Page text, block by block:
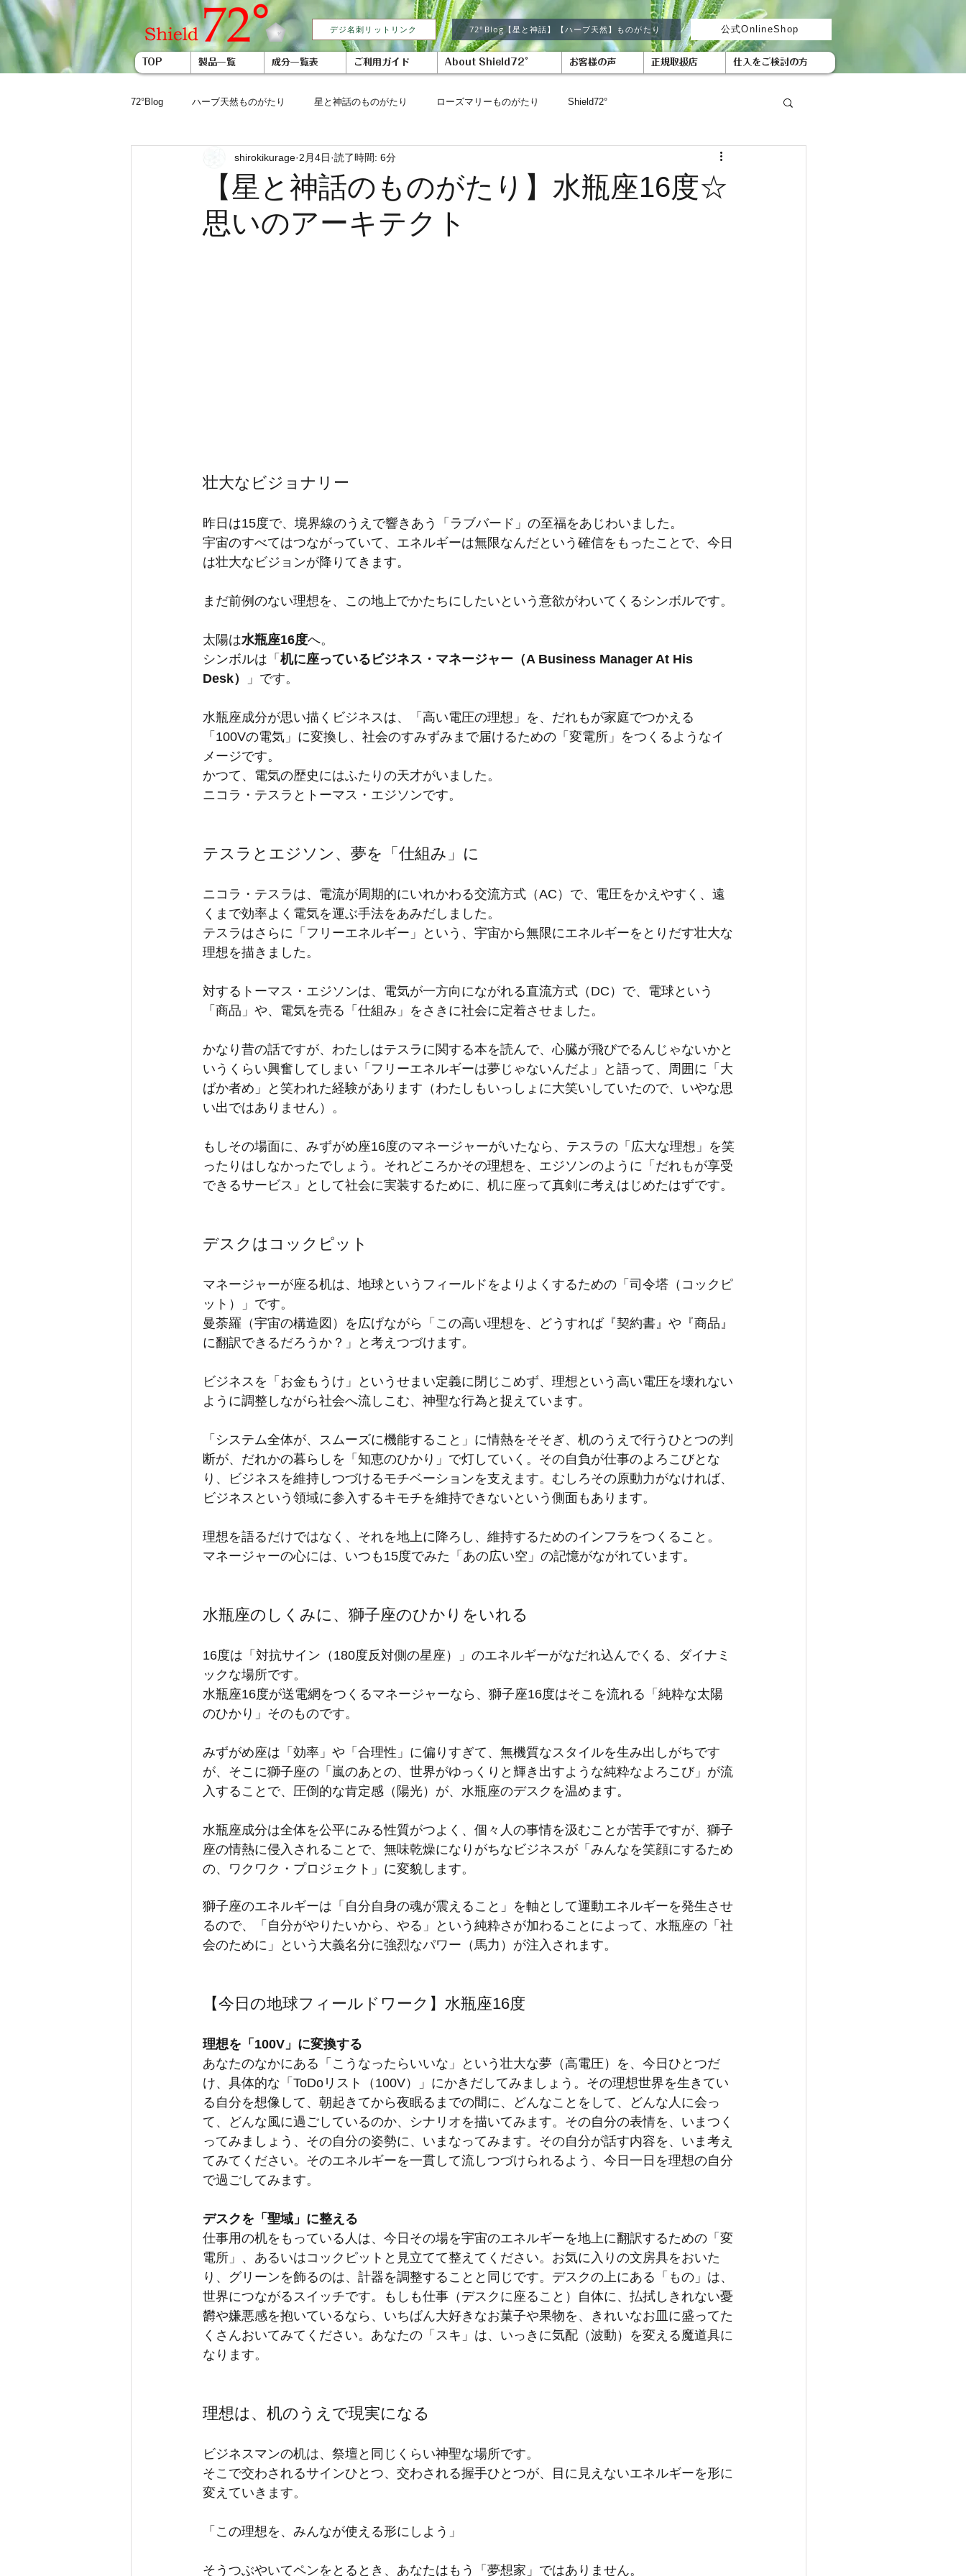
デジ名刺リットリンク 72°Blog【星と神話】【ハーブ天然】ものがたり 公式OnlineShop
TOP 製品一覧 成分一覧表 ご利用ガイド About Shield72° お客様の声 正規取扱店 仕入をご検討の方
72°Blog ハーブ天然ものがたり 星と神話のものがたり ローズマリーものがたり Shield72°
【星と神話のものがたり】水瓶座16度☆
思いのアーキテクト
shirokikurage 2月4日 読了時間: 6分
壮大なビジョナリー
昨日は15度で、境界線のうえで響きあう「ラブバード」の至福をあじわいました。
宇宙のすべてはつながっていて、エネルギーは無限なんだという確信をもったことで、今日
は壮大なビジョンが降りてきます。
まだ前例のない理想を、この地上でかたちにしたいという意欲がわいてくるシンボルです。
太陽は水瓶座16度へ。
シンボルは「 机に座っているビジネス・マネージャー（A Business Manager At His
Desk）
」です。
水瓶座成分が思い描くビジネスは、「高い電圧の理想」を、だれもが家庭でつかえる
「100Vの電気」に変換し、社会のすみずみまで届けるための「変電所」をつくるようなイ
メージです。
かつて、電気の歴史にはふたりの天才がいました。
ニコラ・テスラとトーマス・エジソンです。
テスラとエジソン、夢を「仕組み」に
ニコラ・テスラは、電流が周期的にいれかわる交流方式（AC）で、電圧をかえやすく、遠
くまで効率よく電気を運ぶ手法をあみだしました。
テスラはさらに「フリーエネルギー」という、宇宙から無限にエネルギーをとりだす壮大な
理想を描きました。
対するトーマス・エジソンは、電気が一方向にながれる直流方式（DC）で、電球という
「商品」や、電気を売る「仕組み」をさきに社会に定着させました。
かなり昔の話ですが、わたしはテスラに関する本を読んで、心臓が飛びでるんじゃないかと
いうくらい興奮してしまい「フリーエネルギーは夢じゃないんだよ」と語って、周囲に「大
ばか者め」と笑われた経験があります（わたしもいっしょに大笑いしていたので、いやな思
い出ではありません）。
もしその場面に、みずがめ座16度のマネージャーがいたなら、テスラの「広大な理想」を笑
ったりはしなかったでしょう。それどころかその理想を、エジソンのように「だれもが享受
できるサービス」として社会に実装するために、机に座って真剣に考えはじめたはずです。
デスクはコックピット
マネージャーが座る机は、地球というフィールドをよりよくするための「司令塔（コックピ
ット）」です。
曼荼羅（宇宙の構造図）を広げながら「この高い理想を、どうすれば『契約書』や『商品』
に翻訳できるだろうか？」と考えつづけます。
ビジネスを「お金もうけ」というせまい定義に閉じこめず、理想という高い電圧を壊れない
ように調整しながら社会へ流しこむ、神聖な行為と捉えています。
「システム全体が、スムーズに機能すること」に情熱をそそぎ、机のうえで行うひとつの判
断が、だれかの暮らしを「知恵のひかり」で灯していく。その自負が仕事のよろこびとな
り、ビジネスを維持しつづけるモチベーションを支えます。むしろその原動力がなければ、
ビジネスという領域に参入するキモチを維持できないという側面もあります。
理想を語るだけではなく、それを地上に降ろし、維持するためのインフラをつくること。
マネージャーの心には、いつも15度でみた「あの広い空」の記憶がながれています。
水瓶座のしくみに、獅子座のひかりをいれる
16度は「対抗サイン（180度反対側の星座）」のエネルギーがなだれ込んでくる、ダイナミ
ックな場所です。
水瓶座16度が送電網をつくるマネージャーなら、獅子座16度はそこを流れる「純粋な太陽
のひかり」そのものです。
みずがめ座は「効率」や「合理性」に偏りすぎて、無機質なスタイルを生み出しがちです
が、そこに獅子座の「嵐のあとの、世界がゆっくりと輝き出すような純粋なよろこび」が流
入することで、圧倒的な肯定感（陽光）が、水瓶座のデスクを温めます。
水瓶座成分は全体を公平にみる性質がつよく、個々人の事情を汲むことが苦手ですが、獅子
座の情熱に侵入されることで、無味乾燥になりがちなビジネスが「みんなを笑顔にするため
の、ワクワク・プロジェクト」に変貌します。
獅子座のエネルギーは「自分自身の魂が震えること」を軸として運動エネルギーを発生させ
るので、「自分がやりたいから、やる」という純粋さが加わることによって、水瓶座の「社
会のために」という大義名分に強烈なパワー（馬力）が注入されます。
【今日の地球フィールドワーク】水瓶座16度
理想を「100V」に変換する
あなたのなかにある「こうなったらいいな」という壮大な夢（高電圧）を、今日ひとつだ
け、具体的な「ToDoリスト（100V）」にかきだしてみましょう。その理想世界を生きてい
る自分を想像して、朝起きてから夜眠るまでの間に、どんなことをして、どんな人に会っ
て、どんな風に過ごしているのか、シナリオを描いてみます。その自分の表情を、いまつく
ってみましょう、その自分の姿勢に、いまなってみます。その自分が話す内容を、いま考え
てみてください。そのエネルギーを一貫して流しつづけられるよう、今日一日を理想の自分
で過ごしてみます。
デスクを「聖域」に整える
仕事用の机をもっている人は、今日その場を宇宙のエネルギーを地上に翻訳するための「変
電所」、あるいはコックピットと見立てて整えてください。お気に入りの文房具をおいた
り、グリーンを飾るのは、計器を調整することと同じです。デスクの上にある「もの」は、
世界につながるスイッチです。もしも仕事（デスクに座ること）自体に、払拭しきれない憂
欝や嫌悪感を抱いているなら、いちばん大好きなお菓子や果物を、きれいなお皿に盛ってた
くさんおいてみてください。あなたの「スキ」は、いっきに気配（波動）を変える魔道具に
なります。
理想は、机のうえで現実になる
ビジネスマンの机は、祭壇と同じくらい神聖な場所です。
そこで交わされるサインひとつ、交わされる握手ひとつが、目に見えないエネルギーを形に
変えていきます。
「この理想を、みんなが使える形にしよう」
そうつぶやいてペンをとるとき、あなたはもう「夢想家」ではありません。